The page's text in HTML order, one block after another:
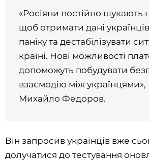
«Росіяни постійно шукають
щоб отримати дані
паніку та дестабілізувати
країні. Нові можливості
допоможуть побудувати
взаємодію між українцями»,
Михайло Федоров.
Він запросив українців вже
долучатися до тестування